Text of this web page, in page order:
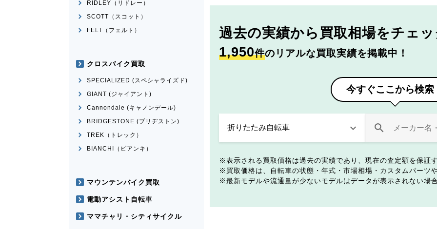
過去の実績から 買取相場をチェ
1,950件のリアルな買取実績を掲載中！
今すぐここから検索
表示される買取価格は過去の実績であり、現在の査定額を保証
買取価格は、自転車の状態・年式・市場相場・カスタムパーツ
最新モデルや流通量が少ないモデルはデータが表示されない場
RIDLEY（リドレー）
SCOTT（スコット）
FELT（フェルト）
クロスバイク買取
SPECIALIZED (スペシャライズド)
GIANT (ジャイアント)
Cannondale (キャノンデール)
BRIDGESTONE (ブリヂストン)
TREK（トレック）
BIANCHI（ビアンキ）
マウンテンバイク買取
電動アシスト自転車
ママチャリ・シティサイクル